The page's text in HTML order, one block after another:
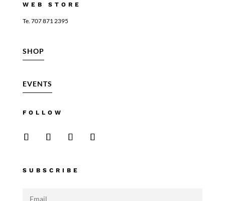
WEB STORE
Te. 707 871 2395
SHOP
EVENTS
FOLLOW
SUBSCRIBE